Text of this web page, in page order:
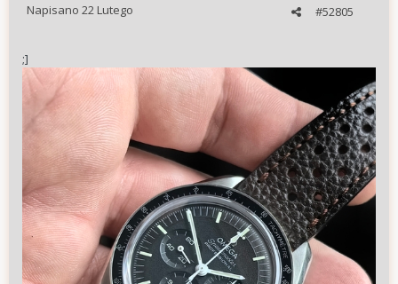
#52805
Napisano 22 Lutego
;]